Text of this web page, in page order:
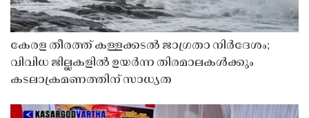
കേരള തീരത്ത് കള്ളക്കടൽ ജാഗ്രതാ നിർദേശം;
വിവിധ ജില്ലകളിൽ ഉയർന്ന തിരമാലകൾക്കും
കടലാക്രമണത്തിന് സാധ്യത